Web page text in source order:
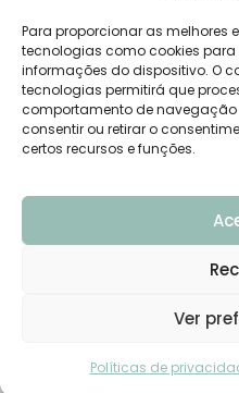
Para proporcionar as melhores
tecnologias como cookies
informações do dispositivo. O
tecnologias permitirá que
comportamento de navegação
consentir ou retirar o
certos recursos e funções.
Ver
Políticas de
Política de privacidade
Termos e Condições
Livro de reclamações